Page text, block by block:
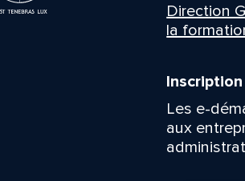
Direction
la
Les e-
aux